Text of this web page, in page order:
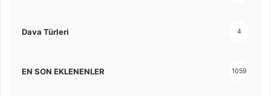
Dava Türleri 4
EN SON EKLENENLER 1059